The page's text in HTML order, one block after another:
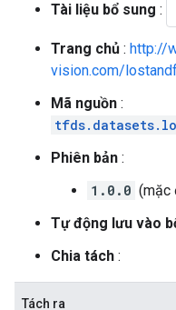
Tài liệu bổ sung :
Trang chủ : http://
vision.com/
Mã nguồn :
Phiên bản :
1.0.0 (mặc
Tự động lưu vào
Chia tách :
Tách ra